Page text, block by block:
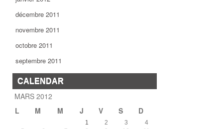
décembre 2011
novembre 2011
octobre 2011
septembre 2011
CALENDAR
MARS 2012
L
M M J V S D
1 2 3
4